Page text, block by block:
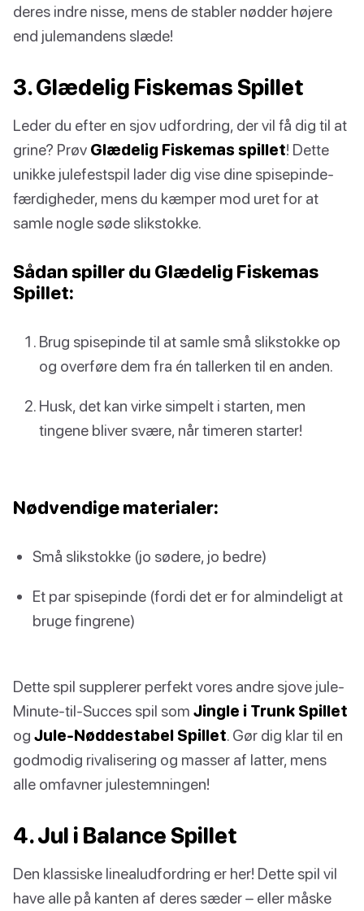
deres indre nisse, mens de stabler nødder højere
end julemandens slæde!
3. Glædelig Fiskemas Spillet
Leder du efter en sjov udfordring, der vil få dig til at
grine? Prøv Glædelig Fiskemas spillet! Dette
unikke julefestspil lader dig vise dine spisepinde-
færdigheder, mens du kæmper mod uret for at
samle nogle søde slikstokke.
Sådan spiller du Glædelig Fiskemas
Spillet:
Brug spisepinde til at samle små slikstokke op
og overføre dem fra én tallerken til en anden.
Husk, det kan virke simpelt i starten, men
tingene bliver svære, når timeren starter!
Nødvendige materialer:
Små slikstokke (jo sødere, jo bedre)
Et par spisepinde (fordi det er for almindeligt at
bruge fingrene)
Dette spil supplerer perfekt vores andre sjove jule-
Minute-til-Succes spil som Jingle i Trunk Spillet
og Jule-Nøddestabel Spillet. Gør dig klar til en
godmodig rivalisering og masser af latter, mens
alle omfavner julestemningen!
4. Jul i Balance Spillet
Den klassiske linealudfordring er her! Dette spil vil
have alle på kanten af deres sæder – eller måske